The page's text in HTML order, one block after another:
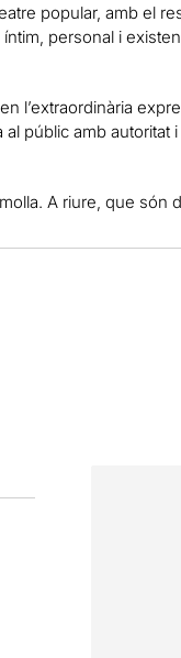
popular, amb el
personal i
l’extraordinària
públic amb
A riure, que són